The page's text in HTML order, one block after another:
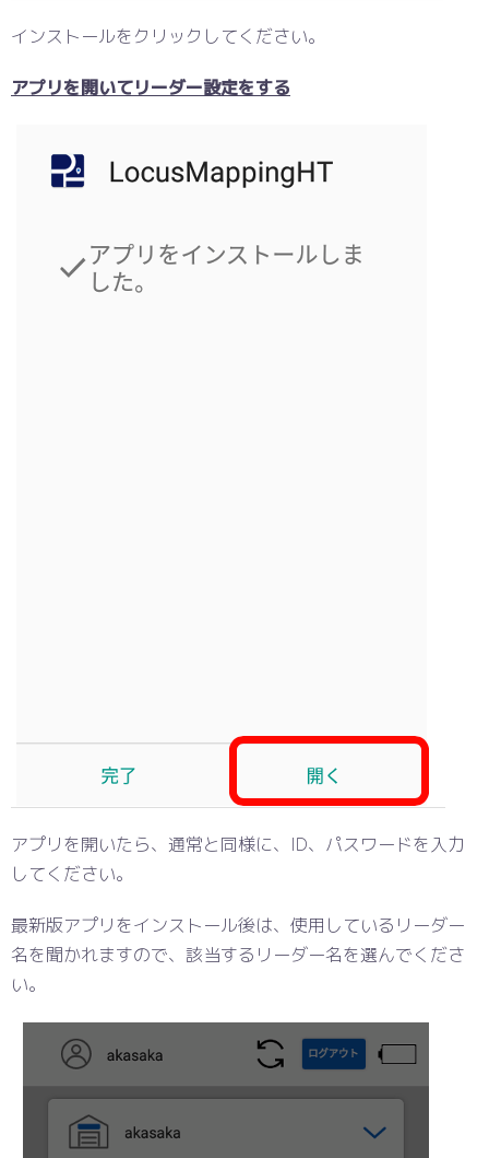
インストールをクリックしてください。
アプリを開いてリーダー設定をする
アプリを開いたら、通常と同様に、ID、パスワードを入力
してください。
最新版アプリをインストール後は、使用しているリーダー
名を聞かれますので、該当するリーダー名を選んでくださ
い。